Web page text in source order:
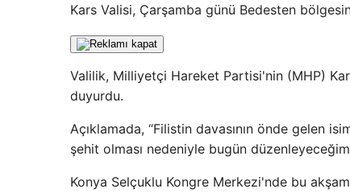
Kars Valisi, Çarşamba günü Bedesten
Valilik, Milliyetçi Hareket Partisi'nin (MHP)
duyurdu.
Açıklamada, “Filistin davasının önde gelen
şehit olması nedeniyle bugün
Konya Selçuklu Kongre Merkezi'nde bu